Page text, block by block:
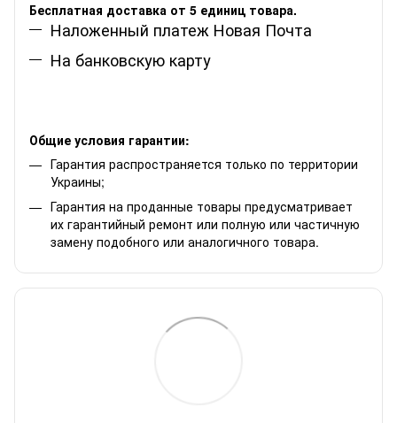
Бесплатная доставка от 5 единиц товара.
Наложенный платеж Новая Почта
На банковскую карту
Общие условия гарантии:
Гарантия распространяется только по территории
Украины;
Гарантия на проданные товары предусматривает
их гарантийный ремонт или полную или частичную
замену подобного или аналогичного товара.